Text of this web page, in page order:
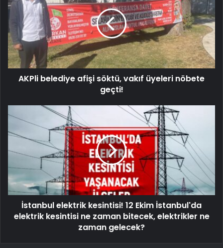
AKPli belediye afişi söktü, vakıf üyeleri nöbete
geçti!
İstanbul elektrik kesintisi! 12 Ekim İstanbul'da
elektrik kesintisi ne zaman bitecek, elektrikler ne
zaman gelecek?